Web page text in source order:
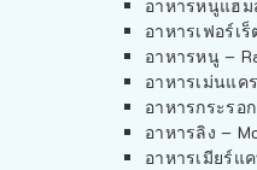
อาหารหนูแฮม
อาหารเฟอร์เ
อาหารหนู –
อาหารเม่นแค
อาหารกระรอ
อาหารลิง –
อาหารเมียร์แ